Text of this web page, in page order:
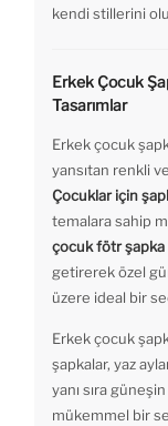
kendi stillerini
Erkek Çocuk
Tasarımlar
Erkek çocuk
yansıtan renkli
Çocuklar için
temalara sahip
çocuk fötr
getirerek özel
üzere ideal bir
Erkek çocuk
şapkalar, yaz
yanı sıra
mükemmel bir